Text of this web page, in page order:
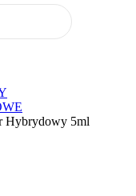
Hybrydowy 5ml